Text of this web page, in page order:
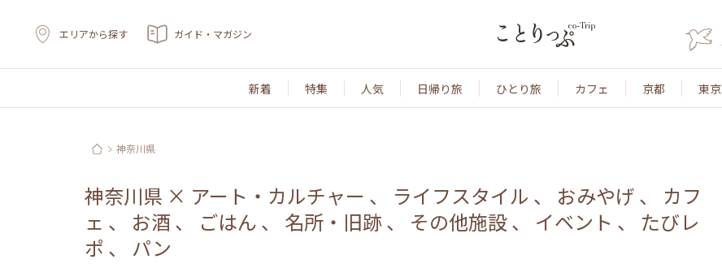
エリアから探す ガイド・マガジン
新着 特集 人気 日帰り旅 ひとり旅 カフェ 京都 東京
神奈川県
神奈川県 × アート・カルチャー 、 ライフスタイル 、 おみやげ 、 カフ
ェ 、 お酒 、 ごはん 、 名所・旧跡 、 その他施設、 イベント 、 たびレ
ポ 、 パン